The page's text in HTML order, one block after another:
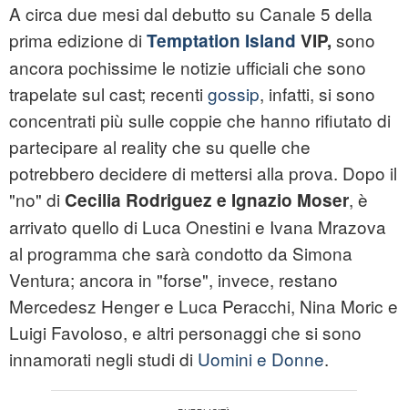
A circa due mesi dal debutto su Canale 5 della
prima edizione di Temptation Island VIP, sono
ancora pochissime le notizie ufficiali che sono
trapelate sul cast; recenti gossip, infatti, si sono
concentrati più sulle coppie che hanno rifiutato di
partecipare al reality che su quelle che
potrebbero decidere di mettersi alla prova. Dopo il
"no" di Cecilia Rodriguez e Ignazio Moser, è
arrivato quello di Luca Onestini e Ivana Mrazova
al programma che sarà condotto da Simona
Ventura; ancora in "forse", invece, restano
Mercedesz Henger e Luca Peracchi, Nina Moric e
Luigi Favoloso, e altri personaggi che si sono
innamorati negli studi di Uomini e Donne.